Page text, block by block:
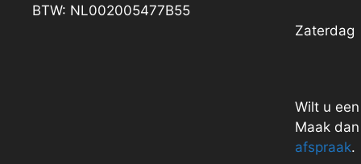
BTW: NL002005477B55
Zaterdag
Wilt u
Maak
afspraak.